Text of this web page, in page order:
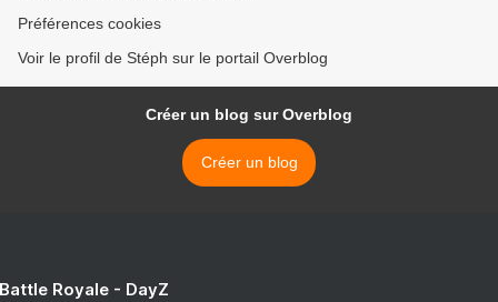
Préférences cookies
Voir le profil de Stéph sur le portail Overblog
Créer un blog sur Overblog
Créer un blog
Royale - DayZ